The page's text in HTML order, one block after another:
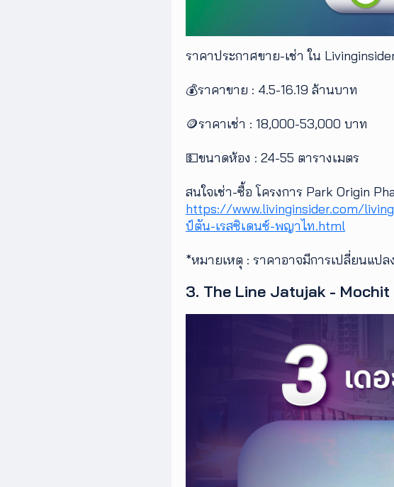
ราคาประกาศขาย-เช่า ใน
💰ราคาขาย : 4.5-16.19 ล้านบาท
🪙ราคาเช่า : 18,000-53,000 บาท
💵ขนาดห้อง : 24-55 ตารางเมตร
สนใจเช่า-ซื้อ โครงการ Park Origin
https://www.livinginsider.com/
ป์ตัน-เรสซิเดนซ์-พญาไท.html
*หมายเหตุ : ราคาอาจมีการเปลี่ยนแปลง
3. The Line Jatujak -